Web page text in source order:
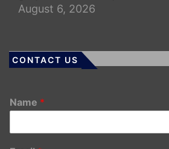
August 6, 2026
CONTACT US
Name *